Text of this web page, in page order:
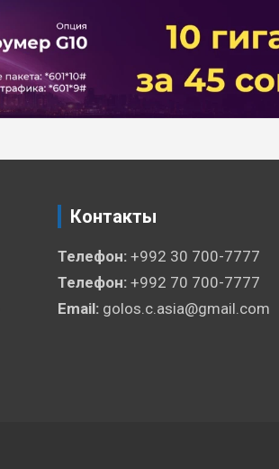
Контакты
Телефон: +992 30 700-7777
Телефон: +992 70 700-7777
Email: golos.c.asia@gmail.com